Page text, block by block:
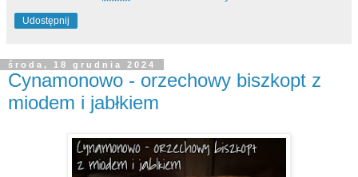
Udostępnij
środa, 18 grudnia 2024
Cynamonowo - orzechowy biszkopt z
miodem i jabłkiem